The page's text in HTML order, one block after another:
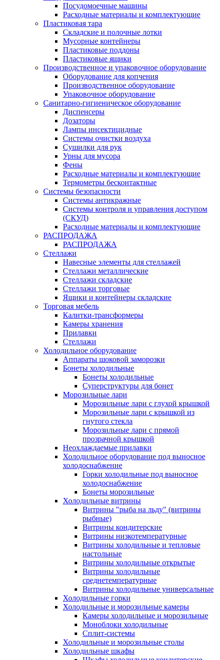
Посудомоечные машины
Расходные материалы и комплектующие
Пластиковая тара
Складские и полочные лотки
Мусорные контейнеры
Пластиковые поддоны
Пластиковые ящики
Производственное и упаковочное оборудование
Оборудование для копчения
Производственное оборудование
Упаковочное оборудование
Санитарно-гигиеническое оборудование
Диспенсеры
Дозаторы
Лампы инсектицидные
Системы очистки воздуха
Сушилки для рук
Урны для мусора
Фены
Расходные материалы и комплектующие
Термометры бесконтактные
Системы безопасности
Системы антикражные
Системы контроля и управления доступом
(СКУД)
Расходные материалы и комплектующие
РАСПРОДАЖА
РАСПРОДАЖА
Стеллажи
Навесные элементы для стеллажей
Стеллажи металлические
Стеллажи складские
Стеллажи торговые
Ящики и контейнеры складские
Торговая мебель
Калитки-трансформеры
Камеры хранения
Прилавки
Стеллажи
Холодильное оборудование
Аппараты шоковой заморозки
Бонеты холодильные
Бонеты холодильные
Суперструктуры для бонет
Морозильные лари
Морозильные лари с глухой крышкой
Морозильные лари с крышкой из
гнутого стекла
Морозильные лари с прямой
прозрачной крышкой
Неохлаждаемые прилавки
Холодильное оборудование под выносное
холодоснабжение
Горки холодильные под выносное
холодоснабжение
Бонеты морозильные
Холодильные витрины
Витрины "рыба на льду" (витрины
рыбные)
Витрины кондитерские
Витрины низкотемпературные
Витрины холодильные и тепловые
настольные
Витрины холодильные открытые
Витрины холодильные
среднетемпературные
Витрины холодильные универсальные
Холодильные горки
Холодильные и морозильные камеры
Камеры холодильные и морозильные
Моноблоки холодильные
Сплит-системы
Холодильные и морозильные столы
Холодильные шкафы